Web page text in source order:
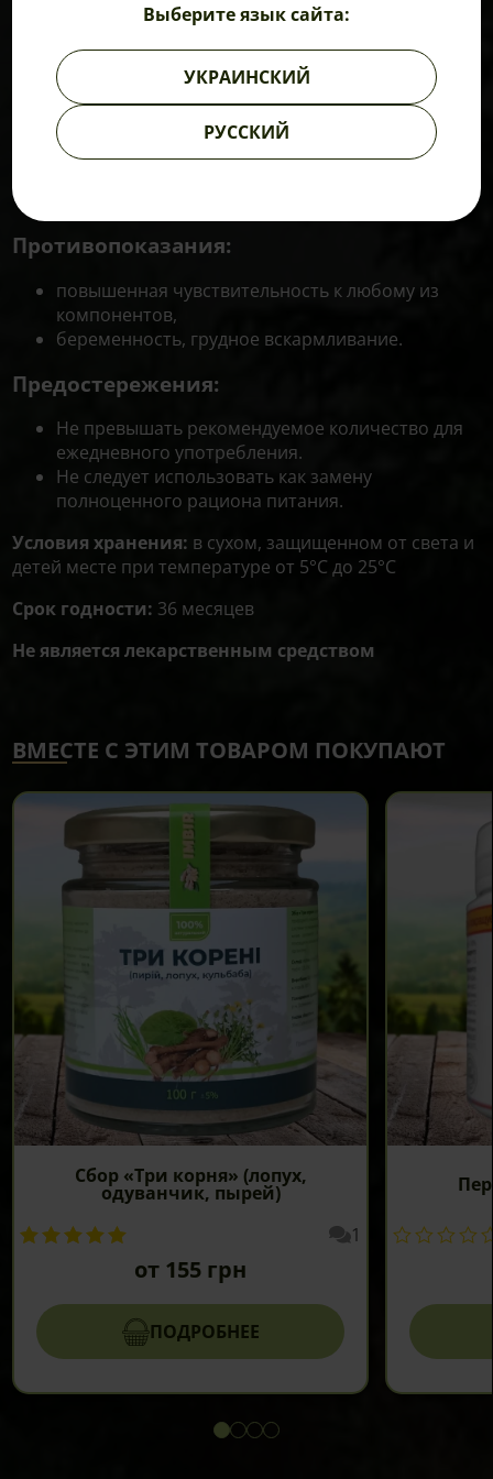
Способ применения:
Взрослым и детям в возрасте от 13 лет — по 1-2
капсулы в сутки во время еды, запивая
достаточным количеством воды.
Курс приема — 1 месяц.
Противопоказания:
повышенная чувствительность к любому из
компонентов,
беременность, грудное вскармливание.
Предостережения:
Не превышать рекомендуемое количество для
ежедневного употребления.
Не следует использовать как замену
полноценного рациона питания.
Условия хранения: в сухом, защищенном от света и
детей месте при температуре от 5°С до 25°С
Срок годности: 36 месяцев
Не является лекарственным средством
ВМЕСТЕ С ЭТИМ ТОВАРОМ ПОКУПАЮТ
Сбор «Три корня» (лопух,
одуванчик, пырей)
1
от 155 грн
ПОДРОБНЕЕ
Выберите язык сайта:
УКРАИНСКИЙ
РУССКИЙ